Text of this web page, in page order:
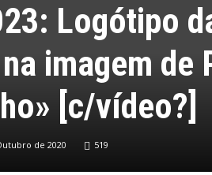
Logótipo
imagem de
[c/vídeo?]
de 2020 519